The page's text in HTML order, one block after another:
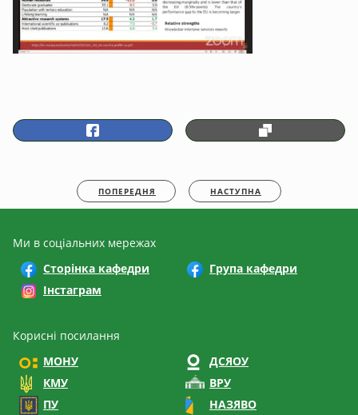
ПОПЕРЕДНЯ НАСТУПНА
Ми в соціальних мережах
Сторінка кафедри
Група кафедри
Інстаграм
Корисні посилання
МОНУ
ДСЯОУ
КМУ
ВРУ
ПУ
НАЗЯВО